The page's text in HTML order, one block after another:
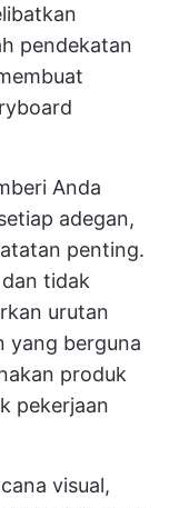
pendekatan
Anda
adegan,
penting.
tidak
urutan
yang berguna
produk
pekerjaan
visual,